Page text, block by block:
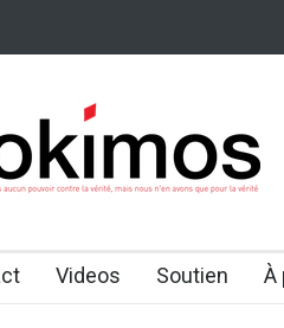
capables de "rajeunir"
Videos Soutien À